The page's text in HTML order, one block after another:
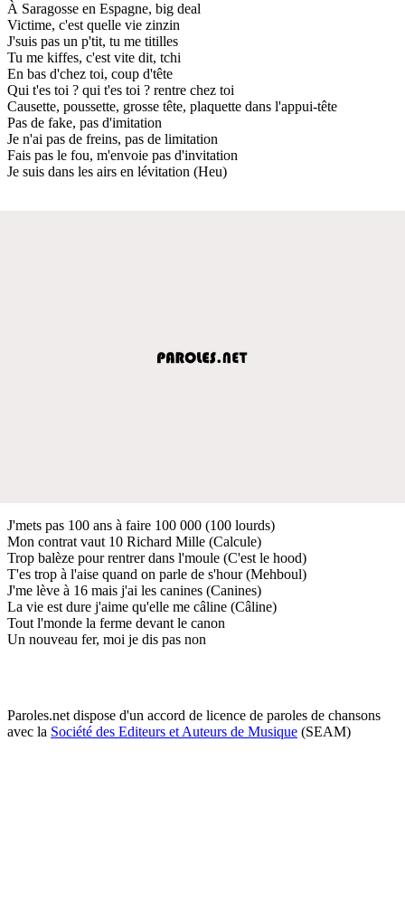
À Saragosse en Espagne, big deal
Victime, c'est quelle vie zinzin
J'suis pas un p'tit, tu me titilles
Tu me kiffes, c'est vite dit, tchi
En bas d'chez toi, coup d'tête
Qui t'es toi ? qui t'es toi ? rentre chez toi
Causette, poussette, grosse tête, plaquette dans l'appui-tête
Pas de fake, pas d'imitation
Je n'ai pas de freins, pas de limitation
Fais pas le fou, m'envoie pas d'invitation
Je suis dans les airs en lévitation (Heu)
J'mets pas 100 ans à faire 100 000 (100 lourds)
Mon contrat vaut 10 Richard Mille (Calcule)
Trop balèze pour rentrer dans l'moule (C'est le hood)
T'es trop à l'aise quand on parle de s'hour (Mehboul)
J'me lève à 16 mais j'ai les canines (Canines)
La vie est dure j'aime qu'elle me câline (Câline)
Tout l'monde la ferme devant le canon
Un nouveau fer, moi je dis pas non
Paroles.net dispose d'un accord de licence de paroles de chansons
avec la Société des Editeurs et Auteurs de Musique (SEAM)